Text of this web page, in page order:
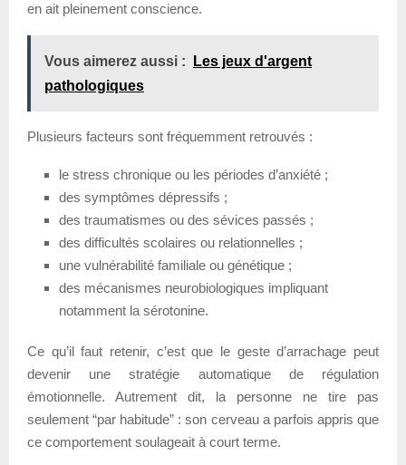
en ait pleinement conscience.
Vous aimerez aussi :
Les jeux d'argent
pathologiques
Plusieurs facteurs sont fréquemment retrouvés :
le stress chronique ou les périodes d’anxiété ;
des symptômes dépressifs ;
des traumatismes ou des sévices passés ;
des difficultés scolaires ou relationnelles ;
une vulnérabilité familiale ou génétique ;
des mécanismes neurobiologiques impliquant
notamment la sérotonine.
Ce qu’il faut retenir, c’est que le geste d’arrachage peut
devenir une stratégie automatique de régulation
émotionnelle. Autrement dit, la personne ne tire pas
seulement “par habitude” : son cerveau a parfois appris que
ce comportement soulageait à court terme.